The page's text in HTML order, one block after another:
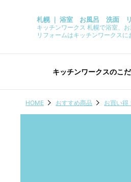
札幌 ｜ 浴室 お風呂 洗面 リ
キッチンワークス 札幌で浴室、
リフォームはキッチンワークスに
キッチンワークスのこ
HOME おすすめ商品 お買い得